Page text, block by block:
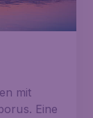
mit
Eine